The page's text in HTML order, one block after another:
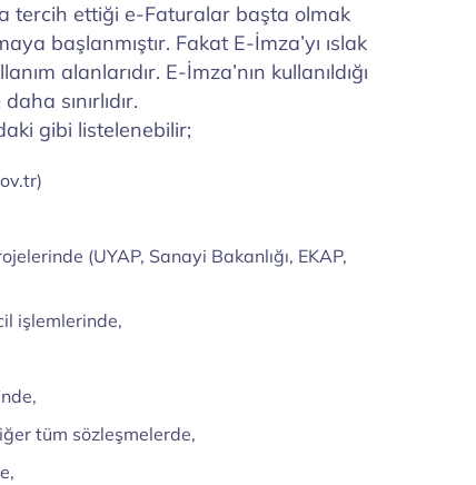
tercih ettiği e-Faturalar başta olmak
başlanmıştır. Fakat E-İmza’yı ıslak
alanlarıdır. E-İmza’nın kullanıldığı
sınırlıdır.
gibi listelenebilir;
(UYAP, Sanayi Bakanlığı, EKAP,
işlemlerinde,
tüm sözleşmelerde,